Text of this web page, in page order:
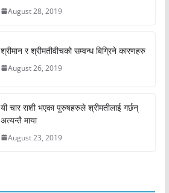
August 28, 2019
श्रीमान र श्रीमतीवीचको सम्वन्ध बिग्रिने कारणहरु
August 26, 2019
यी चार राशी भएका पुरुषहरुले श्रीमतीलाई गर्छन्
अत्यन्तै माया
August 23, 2019